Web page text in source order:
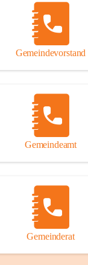
Gemeindevorstand
Gemeindeamt
Gemeinderat